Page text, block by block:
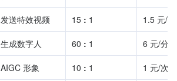
发送特效视频 15 : 1 1.5 元/次
生成数字人 60 : 1 6 元/分钟
AIGC 形象 10 : 1 1 元/次